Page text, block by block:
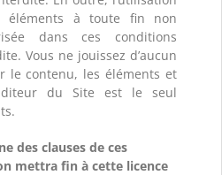
éléments à toute fin non
dans ces conditions
Vous ne jouissez d’aucun
le contenu, les éléments et
du Site est le seul
des clauses de ces
mettra fin à cette licence